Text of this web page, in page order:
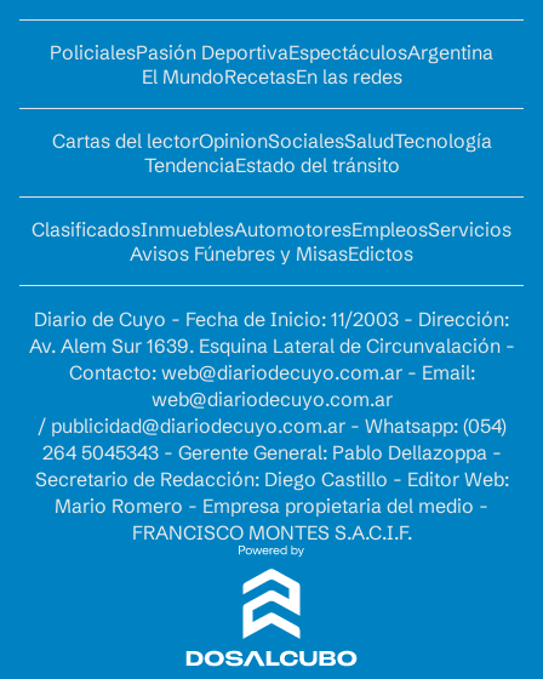
PolicialesPasión DeportivaEspectáculosArgentina
El MundoRecetasEn las redes
Cartas del lectorOpinionSocialesSaludTecnología
TendenciaEstado del tránsito
ClasificadosInmueblesAutomotoresEmpleosServicios
Avisos Fúnebres y MisasEdictos
Diario de Cuyo - Fecha de Inicio: 11/2003 - Dirección:
Av. Alem Sur 1639. Esquina Lateral de Circunvalación -
Contacto: web@diariodecuyo.com.ar- Email:
web@diariodecuyo.com.ar
/ publicidad@diariodecuyo.com.ar- Whatsapp: (054)
264 5045343 - Gerente General: Pablo Dellazoppa -
Secretario de Redacción: Diego Castillo - Editor Web:
Mario Romero - Empresa propietaria del medio -
FRANCISCO MONTES S.A.C.I.F.